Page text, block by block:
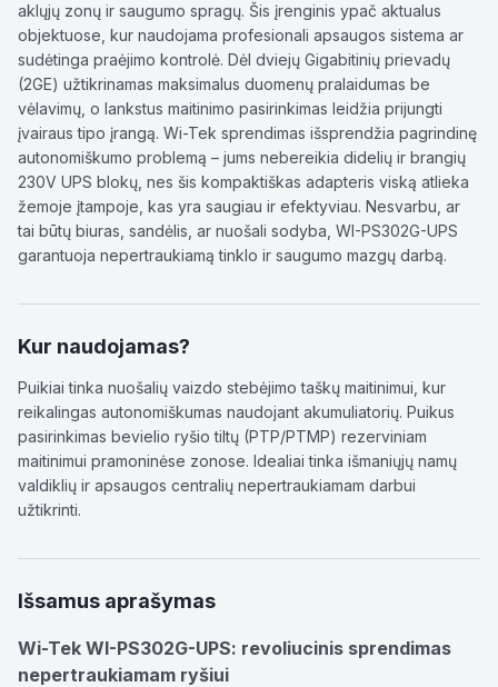
aklųjų zonų ir saugumo spragų. Šis įrenginis ypač aktualus
objektuose, kur naudojama profesionali apsaugos sistema ar
sudėtinga praėjimo kontrolė. Dėl dviejų Gigabitinių prievadų
(2GE) užtikrinamas maksimalus duomenų pralaidumas be
vėlavimų, o lankstus maitinimo pasirinkimas leidžia prijungti
įvairaus tipo įrangą. Wi-Tek sprendimas išsprendžia pagrindinę
autonomiškumo problemą – jums nebereikia didelių ir brangių
230V UPS blokų, nes šis kompaktiškas adapteris viską atlieka
žemoje įtampoje, kas yra saugiau ir efektyviau. Nesvarbu, ar
tai būtų biuras, sandėlis, ar nuošali sodyba, WI-PS302G-UPS
garantuoja nepertraukiamą tinklo ir saugumo mazgų darbą.
Kur naudojamas?
Puikiai tinka nuošalių vaizdo stebėjimo taškų maitinimui, kur
reikalingas autonomiškumas naudojant akumuliatorių. Puikus
pasirinkimas bevielio ryšio tiltų (PTP/PTMP) rezerviniam
maitinimui pramoninėse zonose. Idealiai tinka išmaniųjų namų
valdiklių ir apsaugos centralių nepertraukiamam darbui
užtikrinti.
Išsamus aprašymas
Wi-Tek WI-PS302G-UPS: revoliucinis sprendimas
nepertraukiamam ryšiui